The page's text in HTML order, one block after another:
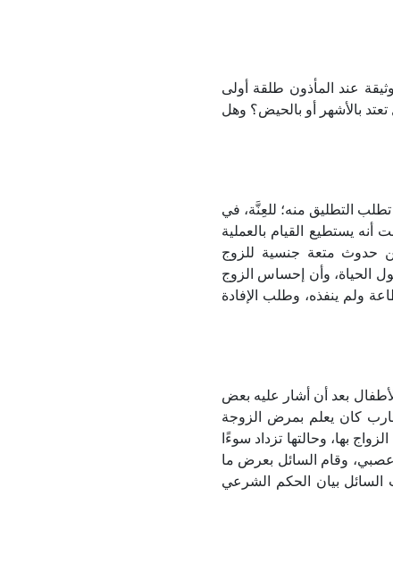
عند المأذون طلقة أولى
بالأشهر أو بالحيض؟ وهل
التطليق منه؛ للعِنَّة، في
يستطيع القيام بالعملية
حدوث متعة جنسية للزوج
الحياة، وأن إحساس الزوج
ولم ينفذه، وطلب الإفادة
بعد أن أشار عليه بعض
كان يعلم بمرض الزوجة
بها، وحالتها تزداد سوءًا
وقام السائل بعرض ما
بيان الحكم الشرعي